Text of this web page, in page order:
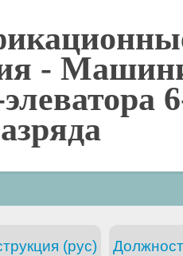
-
(рус)